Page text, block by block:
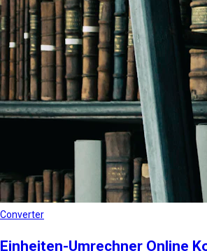
Converter
Einheiten-Umrechner Online